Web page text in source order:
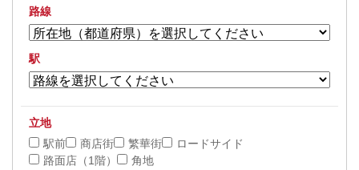
路線
駅
立地
駅前
商店街 繁華街
ロードサイド
路面店（1階）
角地